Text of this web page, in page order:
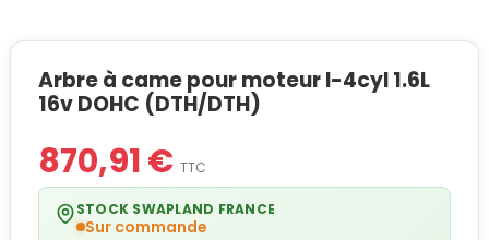
Arbre à came pour moteur I-4cyl 1.6L
16v DOHC (DTH/DTH)
870,91 € TTC
STOCK SWAPLAND FRANCE
Sur commande